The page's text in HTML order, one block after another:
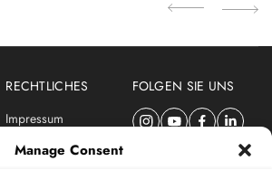
Manage Consent
RECHTLICHES
Impressum
Datenschutzerklärung
FOLGEN SIE UNS